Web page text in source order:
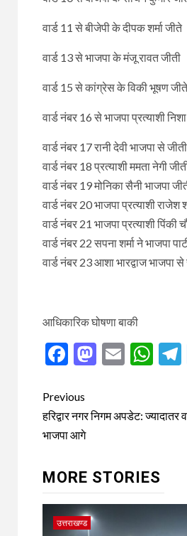
वार्ड 11 से बीजेपी के दीपक शर्मा जीते
वार्ड 13 से भाजपा के मंजू रावत जीती
वार्ड 15 से कांग्रेस के विकी भूषण जीते
वार्ड नंबर 16 से भाजपा प्रत्याशी
वार्ड नंबर 17 रानी देवी भाजपा से जीती
वार्ड नंबर 18 प्रत्याशी ममता नेगी
वार्ड नंबर 19 मोनिका सैनी भाजपा
वार्ड नंबर 20 भाजपा प्रत्याशी राजेश
वार्ड नंबर 21 भाजपा प्रत्याशी पिंकी
वार्ड नंबर 22 सपना शर्मा ने भाजपा
वार्ड नंबर 23 आशा भारद्वाज भाजपा
आधिकारिक घोषणा बाकी
Facebook
Email
Post
navigation
Previous
हरिद्वार नगर निगम अपडेट: ज्यादातर
भाजपा आगे
MORE STORIES
उत्तराखण्ड